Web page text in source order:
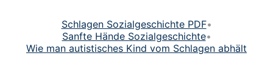
Schlagen Sozialgeschichte PDF•
Sanfte Hände Sozialgeschichte•
Wie man autistisches Kind vom Schlagen abhält